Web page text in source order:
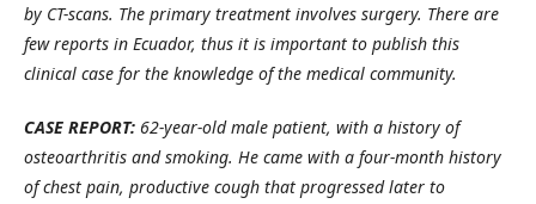
by CT-scans. The primary treatment involves surgery. There are
few reports in Ecuador, thus it is important to publish this
clinical case for the knowledge of the medical community.
CASE REPORT: 62-year-old male patient, with a history of
osteoarthritis and smoking. He came with a four-month history
of chest pain, productive cough that progressed later to